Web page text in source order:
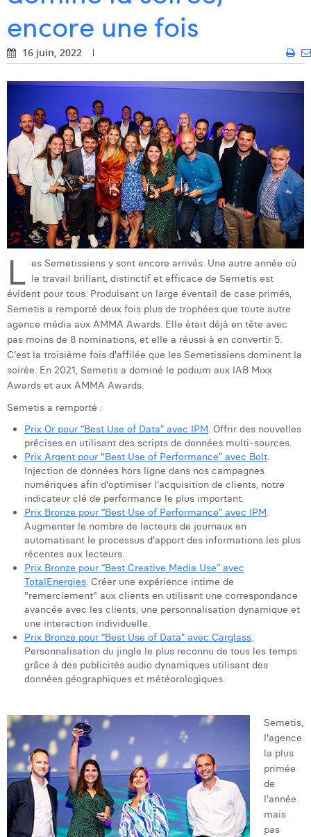
Dhan Claes
Diane Tremouroux
Elio Civalleri
Eliott Pousset
Floriane Defacqz
Hanne Van Loock
Janne Beke
Jonas Geiregat
Justine Cremer
Laura Rooseleer
Laura Verhelst
Lena Pignoloni
Leonard Dierickx
Linda Kraim
Lisa Protin
Lore Fierens
Lotte Vranckx
Louis Nassogne
Lucas Taels
Manon Houppertz
Margaux Marien
Margaux Snakkers
Mathias Segers
Matthias Langenaeker
Ninon Chevalier
Olivia Lohest
Pieter Maesmans
Sebastiaan Reeskamp
Sven Bosschem
encore une fois
16 juin, 2022
L es Semetissiens y sont encore arrivés. Une autre année où
le travail brillant, distinctif et efficace de Semetis est
évident pour tous. Produisant un large éventail de case primés,
Semetis a remporté deux fois plus de trophées que toute autre
agence média aux AMMA Awards. Elle était déjà en tête avec
pas moins de 8 nominations, et elle a réussi à en convertir 5.
C'est la troisième fois d'affilée que les Semetissiens dominent la
soirée. En 2021, Semetis a dominé le podium aux IAB Mixx
Awards et aux AMMA Awards.
Semetis a remporté :
Prix Or pour “Best Use of Data” avec IPM. Offrir des nouvelles
précises en utilisant des scripts de données multi-sources.
Prix Argent pour "Best Use of Performance” avec Bolt.
Injection de données hors ligne dans nos campagnes
numériques afin d'optimiser l'acquisition de clients, notre
indicateur clé de performance le plus important.
Prix Bronze pour “Best Use of Performance” avec IPM.
Augmenter le nombre de lecteurs de journaux en
automatisant le processus d'apport des informations les plus
récentes aux lecteurs.
Prix Bronze pour “Best Creative Media Use” avec
TotalEnergies. Créer une expérience intime de
"remerciement" aux clients en utilisant une correspondance
avancée avec les clients, une personnalisation dynamique et
une interaction individuelle.
Prix Bronze pour “Best Use of Data” avec Carglass.
Personnalisation du jingle le plus reconnu de tous les temps
grâce à des publicités audio dynamiques utilisant des
données géographiques et météorologiques.
Semetis,
l'agence
la plus
primée
de
l'année
mais
pas